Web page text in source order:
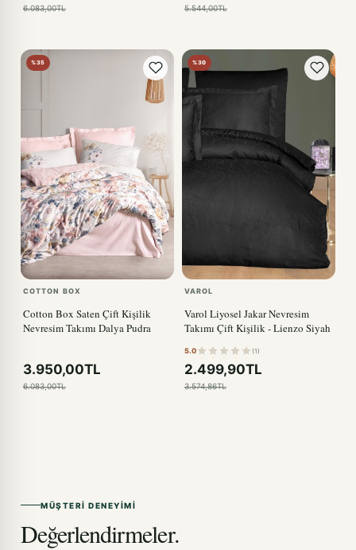
6.083,00TL 5.544,00TL
%35
COTTON BOX
Cotton Box Saten Çift Kişilik
Nevresim Takımı Dalya Pudra
3.950,00TL
6.083,00TL
%30
VAROL
Varol Liyosel Jakar Nevresim
Takımı Çift Kişilik - Lienzo Siyah
5.0 (1)
2.499,90TL
3.574,86TL
MÜŞTERI DENEYIMI
Değerlendirmeler.